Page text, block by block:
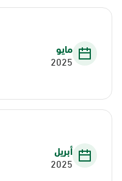
مايو
2025
أبريل
2025